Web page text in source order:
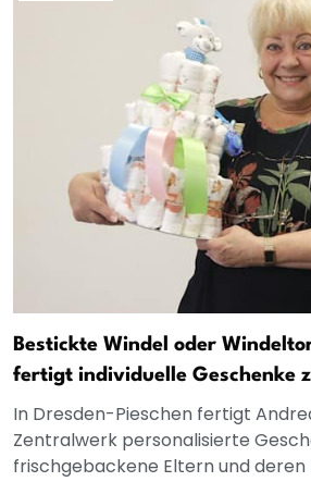
Bestickte Windel oder
fertigt individuelle Geschenke
In Dresden-Pieschen fertigt
Zentralwerk personalisierte
frischgebackene Eltern und deren